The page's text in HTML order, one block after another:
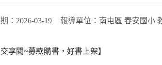
： 2026-03-19 報導單位： 南屯區 春安國小
交享閱~募款購書，好書上架】